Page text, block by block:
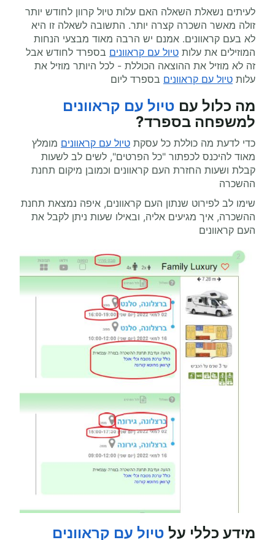
לעיתים נשאלת השאלה האם עלות טיול קרוון לחודש יותר
זולה מאשר השכרה קצרה יותר. התשובה לשאלה זו היא
לא בעם קראוונים. אמנם יש הרבה מאוד מבצעי הנחות
המוזילים את עלות טיול עם קראוונים בספרד לחודש אבל
זה לא מוזיל את ההוצאה הכוללת - לכל היותר מוזיל את
עלות טיול עם קראוונים בספרד ליום
מה כלול עם טיול עם קראוונים
למשפחה בספרד?
כדי לדעת מה כוללת כל עסקת טיול עם קראוונים מומלץ
מאוד להיכנס לכפתור "כל הפרטים", לשים לב לשעות
קבלת ושעות החזרת העם קראוונים וכמובן מיקום תחנת
ההשכרה
שימו לב לפירוט שנתון העם קראוונים, איפה נמצאת תחנת
ההשכרה, איך מגיעים אליה, ובאילו שעות ניתן לקבל את
העם קראוונים
מידע כללי על טיול עם קראוונים